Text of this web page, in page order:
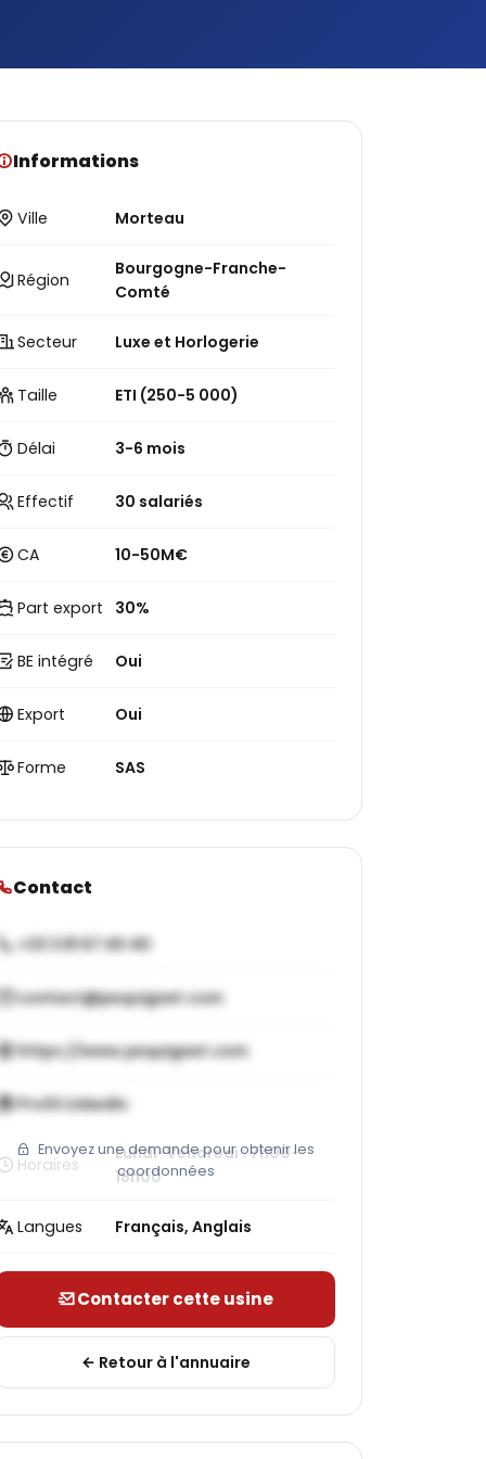
Informations
Ville Morteau
Région
Bourgogne-Franche-
Comté
Secteur Luxe et Horlogerie
Taille ETI (250-5 000)
Délai 3-6 mois
Effectif 30 salariés
CA 10-50M€
Part export 30%
BE intégré Oui
Export Oui
Forme SAS
Contact
+33 3 81 67 40 40
contact@pequignet.com
https://www.pequignet.com
Profil LinkedIn
Envoyez une demande pour obtenir les
coordonnées
Horaires
Lundi-Vendredi : 7h00-
18h00
Langues Français, Anglais
Contacter cette usine
Retour à l'annuaire